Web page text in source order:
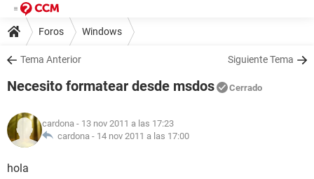
Foros Windows
Tema Anterior Siguiente Tema
Necesito formatear desde msdos Cerrado
cardona - 13 nov 2011 a las 17:23
cardona - 14 nov 2011 a las 17:00
hola